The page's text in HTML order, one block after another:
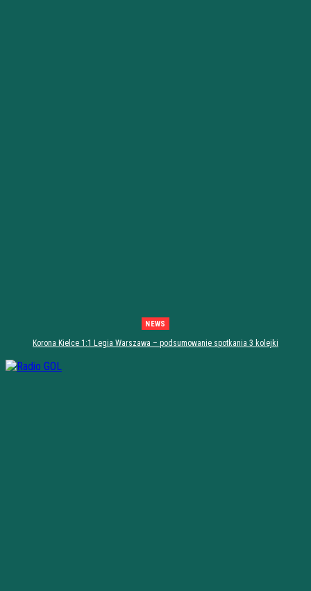
NEWS
Korona Kielce 1:1 Legia Warszawa – podsumowanie spotkania 3 kolejki